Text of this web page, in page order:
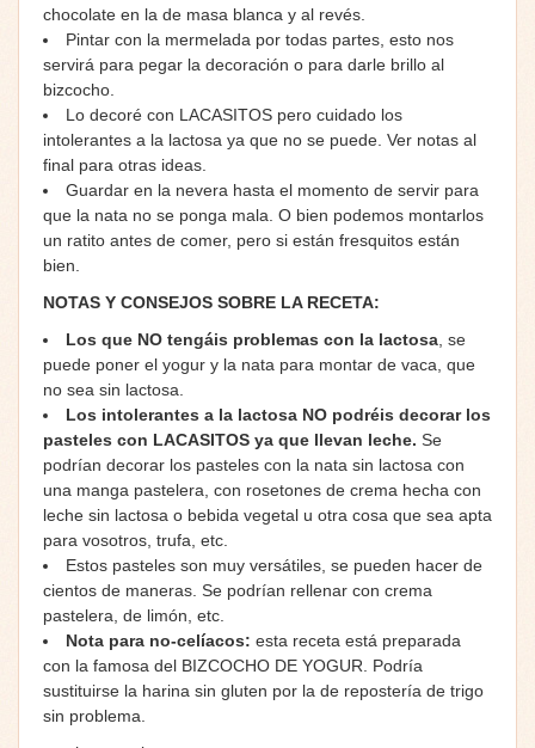
chocolate en la de masa blanca y al revés.
Pintar con la mermelada por todas partes, esto nos
servirá para pegar la decoración o para darle brillo al
bizcocho.
Lo decoré con LACASITOS pero cuidado los
intolerantes a la lactosa ya que no se puede. Ver notas al
final para otras ideas.
Guardar en la nevera hasta el momento de servir para
que la nata no se ponga mala. O bien podemos montarlos
un ratito antes de comer, pero si están fresquitos están
bien.
NOTAS Y CONSEJOS SOBRE LA RECETA:
Los que NO tengáis problemas con la lactosa , se
puede poner el yogur y la nata para montar de vaca, que
no sea sin lactosa.
Los intolerantes a la lactosa NO podréis decorar los
pasteles con LACASITOS ya que llevan leche. Se
podrían decorar los pasteles con la nata sin lactosa con
una manga pastelera, con rosetones de crema hecha con
leche sin lactosa o bebida vegetal u otra cosa que sea apta
para vosotros, trufa, etc.
Estos pasteles son muy versátiles, se pueden hacer de
cientos de maneras. Se podrían rellenar con crema
pastelera, de limón, etc.
Nota para no-celíacos: esta receta está preparada
con la famosa del BIZCOCHO DE YOGUR. Podría
sustituirse la harina sin gluten por la de repostería de trigo
sin problema.